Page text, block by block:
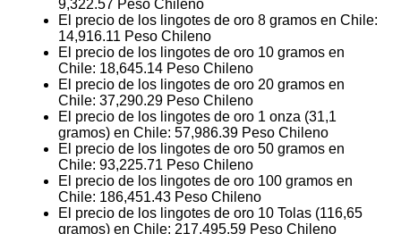
9,322.57 Peso Chileno
El precio de los lingotes de oro 8 gramos en Chile:
14,916.11 Peso Chileno
El precio de los lingotes de oro 10 gramos en
Chile: 18,645.14 Peso Chileno
El precio de los lingotes de oro 20 gramos en
Chile: 37,290.29 Peso Chileno
El precio de los lingotes de oro 1 onza (31,1
gramos) en Chile: 57,986.39 Peso Chileno
El precio de los lingotes de oro 50 gramos en
Chile: 93,225.71 Peso Chileno
El precio de los lingotes de oro 100 gramos en
Chile: 186,451.43 Peso Chileno
El precio de los lingotes de oro 10 Tolas (116,65
gramos) en Chile: 217,495.59 Peso Chileno